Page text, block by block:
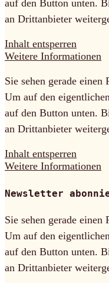
auf den Button unten.
an Drittanbieter
Inhalt entsperren
Weitere Informationen
Sie sehen gerade
Um auf den
auf den Button unten.
an Drittanbieter
Inhalt entsperren
Weitere Informationen
Newsletter
Sie sehen gerade
Um auf den
auf den Button unten.
an Drittanbieter